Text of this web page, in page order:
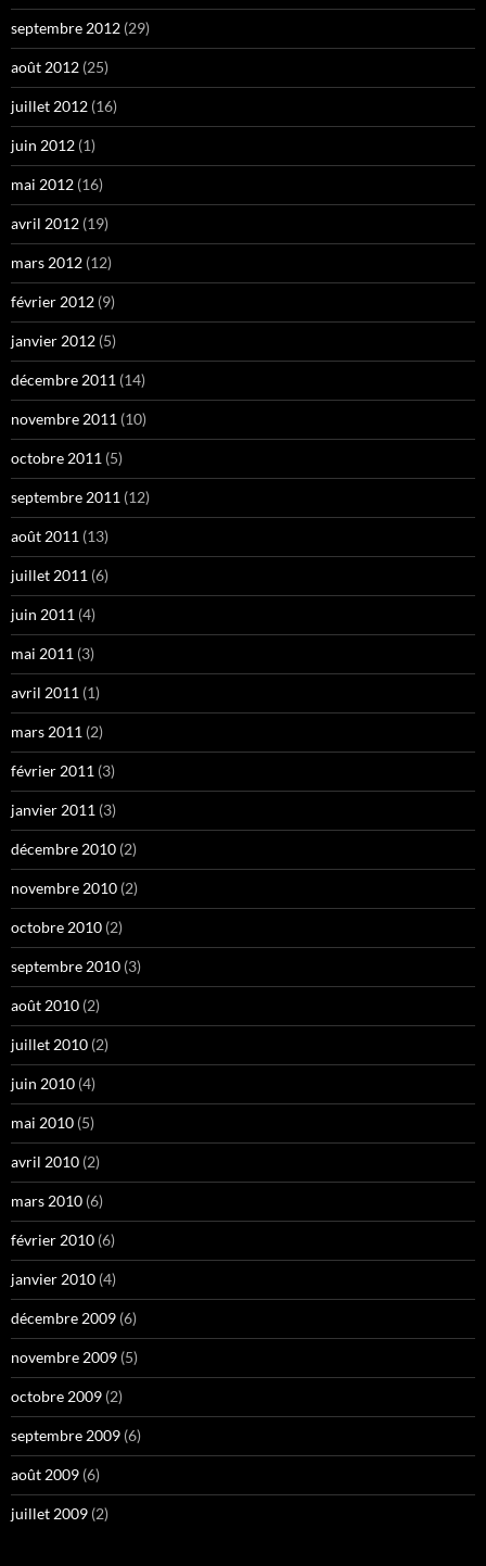
septembre 2012 (29)
août 2012 (25)
juillet 2012 (16)
juin 2012 (1)
mai 2012 (16)
avril 2012 (19)
mars 2012 (12)
février 2012 (9)
janvier 2012 (5)
décembre 2011 (14)
novembre 2011 (10)
octobre 2011 (5)
septembre 2011 (12)
août 2011 (13)
juillet 2011 (6)
juin 2011 (4)
mai 2011 (3)
avril 2011 (1)
mars 2011 (2)
février 2011 (3)
janvier 2011 (3)
décembre 2010 (2)
novembre 2010 (2)
octobre 2010 (2)
septembre 2010 (3)
août 2010 (2)
juillet 2010 (2)
juin 2010 (4)
mai 2010 (5)
avril 2010 (2)
mars 2010 (6)
février 2010 (6)
janvier 2010 (4)
décembre 2009 (6)
novembre 2009 (5)
octobre 2009 (2)
septembre 2009 (6)
août 2009 (6)
juillet 2009 (2)